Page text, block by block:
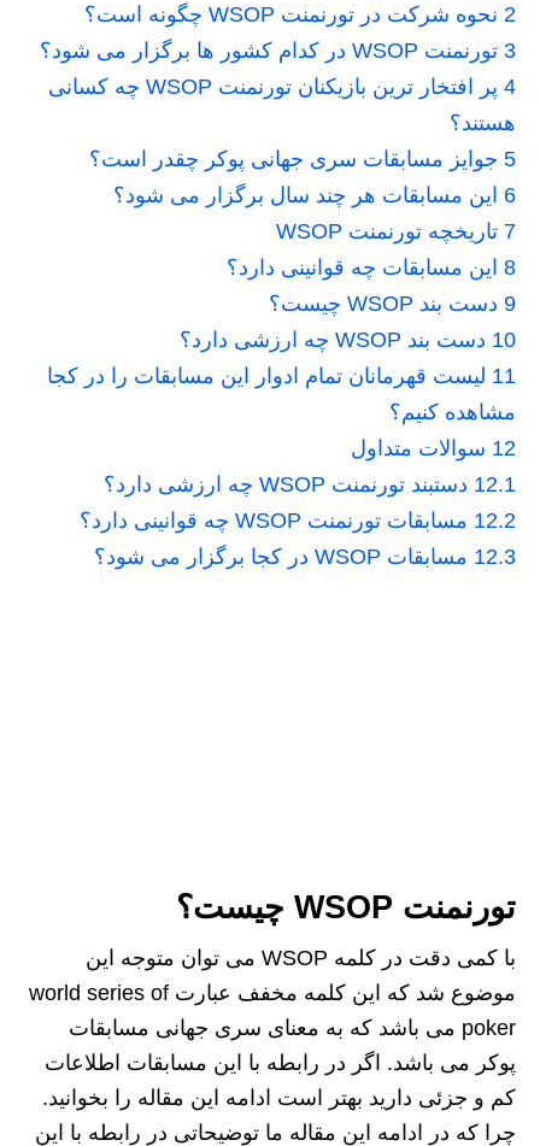
2 نحوه شرکت در تورنمنت WSOP چگونه است؟
3 تورنمنت WSOP در کدام کشور ها برگزار می شود؟
4
پر افتخار ترین بازیکنان تورنمنت WSOP چه کسانی
هستند؟
5 جوایز مسابقات سری جهانی پوکر چقدر است؟
6 این مسابقات هر چند سال برگزار می شود؟
7 تاریخچه تورنمنت WSOP
8 این مسابقات چه قوانینی دارد؟
9 دست بند WSOP چیست؟
10 دست بند WSOP چه ارزشی دارد؟
11 لیست قهرمانان تمام ادوار این مسابقات را در کجا
مشاهده کنیم؟
12 سوالات متداول
12.1 دستبند تورنمنت WSOP چه ارزشی دارد؟
12.2 مسابقات تورنمنت WSOP چه قوانینی دارد؟
12.3 مسابقات WSOP در کجا برگزار می شود؟
تورنمنت WSOP چیست؟
با کمی دقت در کلمه WSOP می توان متوجه این
موضوع شد که این کلمه مخفف عبارت world series of
poker می باشد که به معنای سری جهانی مسابقات
پوکر می باشد. اگر در رابطه با این مسابقات اطلاعات
کم و جزئی دارید بهتر است ادامه این مقاله را بخوانید.
چرا که در ادامه این مقاله ما توضیحاتی در رابطه با این